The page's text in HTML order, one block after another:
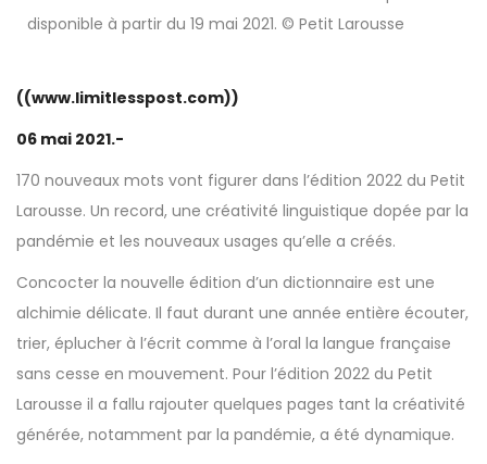
disponible à partir du 19 mai 2021. © Petit Larousse
((www.limitlesspost.com))
06 mai 2021.-
170 nouveaux mots vont figurer dans l’édition 2022 du Petit
Larousse. Un record, une créativité linguistique dopée par la
pandémie et les nouveaux usages qu’elle a créés.
Concocter la nouvelle édition d’un dictionnaire est une
alchimie délicate. Il faut durant une année entière écouter,
trier, éplucher à l’écrit comme à l’oral la langue française
sans cesse en mouvement. Pour l’édition 2022 du Petit
Larousse il a fallu rajouter quelques pages tant la créativité
générée, notamment par la pandémie, a été dynamique.